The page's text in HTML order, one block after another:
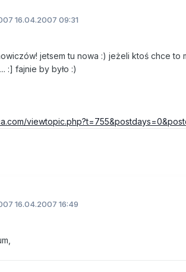
16.04.2007 09:31
jetsem tu nowa :) jeżeli ktoś chce
:] fajnie by było :)
16.04.2007 16:49